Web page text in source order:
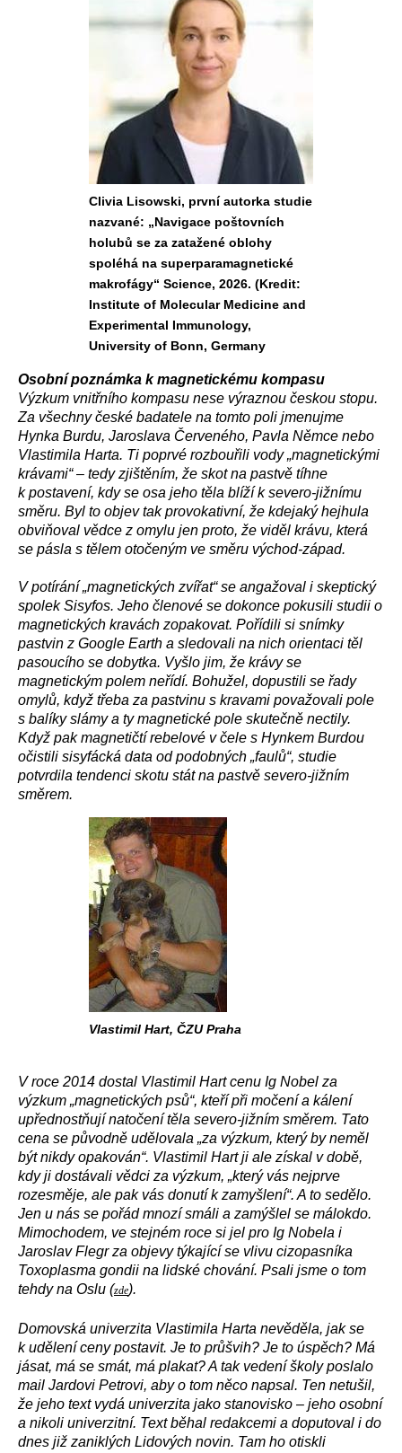
Clivia Lisowski, první autorka studie
nazvané: „Navigace poštovních
holubů se za zatažené oblohy
spoléhá na superparamagnetické
makrofágy“ Science, 2026. (Kredit:
Institute of Molecular Medicine and
Experimental Immunology,
University of Bonn, Germany
Osobní poznámka k magnetickému kompasu
Výzkum vnitřního kompasu nese výraznou českou stopu.
Za všechny české badatele na tomto poli jmenujme
Hynka Burdu, Jaroslava Červeného, Pavla Němce nebo
Vlastimila Harta. Ti poprvé rozbouřili vody „magnetickými
krávami“ – tedy zjištěním, že skot na pastvě tíhne
k postavení, kdy se osa jeho těla blíží k severo-jižnímu
směru. Byl to objev tak provokativní, že kdejaký hejhula
obviňoval vědce z omylu jen proto, že viděl krávu, která
se pásla s tělem otočeným ve směru východ-západ.
V potírání „magnetických zvířat“ se angažoval i skeptický
spolek Sisyfos. Jeho členové se dokonce pokusili studii o
magnetických kravách zopakovat. Pořídili si snímky
pastvin z Google Earth a sledovali na nich orientaci těl
pasoucího se dobytka. Vyšlo jim, že krávy se
magnetickým polem neřídí. Bohužel, dopustili se řady
omylů, když třeba za pastvinu s kravami považovali pole
s balíky slámy a ty magnetické pole skutečně nectily.
Když pak magnetičtí rebelové v čele s Hynkem Burdou
očistili sisyfácká data od podobných „faulů“, studie
potvrdila tendenci skotu stát na pastvě severo-jižním
směrem.
Vlastimil Hart, ČZU Praha
V roce 2014 dostal Vlastimil Hart cenu Ig Nobel za
výzkum „magnetických psů“, kteří při močení a kálení
upřednostňují natočení těla severo-jižním směrem. Tato
cena se původně udělovala „za výzkum, který by neměl
být nikdy opakován“. Vlastimil Hart ji ale získal v době,
kdy ji dostávali vědci za výzkum, „který vás nejprve
rozesměje, ale pak vás donutí k zamyšlení“. A to sedělo.
Jen u nás se pořád mnozí smáli a zamýšlel se málokdo.
Mimochodem, ve stejném roce si jel pro Ig Nobela i
Jaroslav Flegr za objevy týkající se vlivu cizopasníka
Toxoplasma gondii na lidské chování. Psali jsme o tom
tehdy na Oslu (zde).
Domovská univerzita Vlastimila Harta nevěděla, jak se
k udělení ceny postavit. Je to průšvih? Je to úspěch? Má
jásat, má se smát, má plakat? A tak vedení školy poslalo
mail Jardovi Petrovi, aby o tom něco napsal. Ten netušil,
že jeho text vydá univerzita jako stanovisko – jeho osobní
a nikoli univerzitní. Text běhal redakcemi a doputoval i do
dnes již zaniklých Lidových novin. Tam ho otiskli